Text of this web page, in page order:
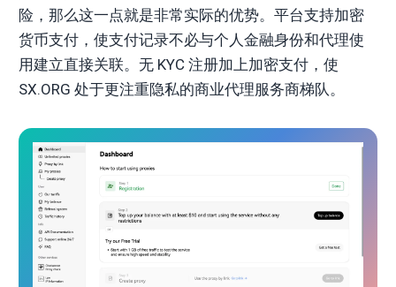
险，那么这一点就是非常实际的优势。平台支持加密
货币支付，使支付记录不必与个人金融身份和代理使
用建立直接关联。无 KYC 注册加上加密支付，使
SX.ORG 处于更注重隐私的商业代理服务商梯队。